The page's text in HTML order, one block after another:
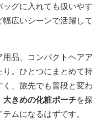
グに入れても扱いやす
幅広いシーンで活躍して
品、コンパクトヘアア
。ひとつにまとめて持
、旅先でも普段と変わ
大きめの化粧ポーチを探
ムになるはずです。